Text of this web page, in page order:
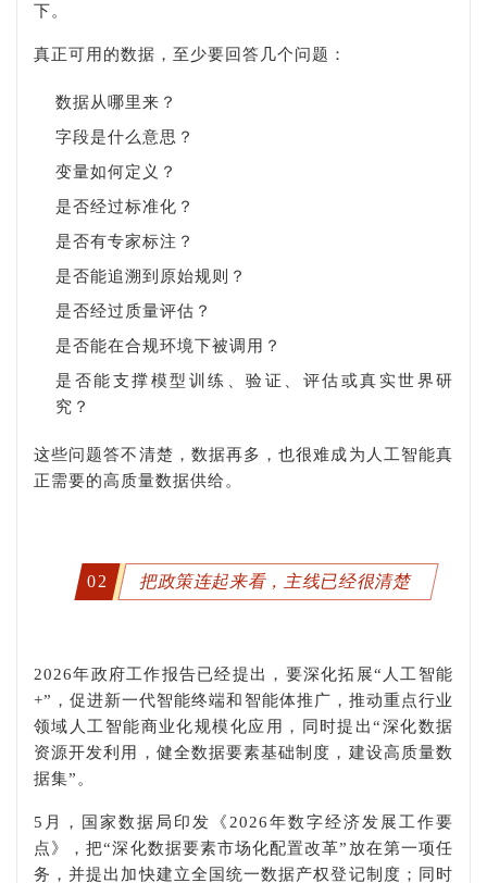
下。
真正可用的数据，至少要回答几个问题：
数据从哪里来？
字段是什么意思？
变量如何定义？
是否经过标准化？
是否有专家标注？
是否能追溯到原始规则？
是否经过质量评估？
是否能在合规环境下被调用？
是否能支撑模型训练、验证、评估或真实世界研
究？
这些问题答不清楚，数据再多，也很难成为人工智能真
正需要的高质量数据供给。
02 把政策连起来看，主线已经很清楚
2026年政府工作报告已经提出，要深化拓展“人工智能
+”，促进新一代智能终端和智能体推广，推动重点行业
领域人工智能商业化规模化应用，同时提出“深化数据
资源开发利用，健全数据要素基础制度，建设高质量数
据集”。
5月，国家数据局印发《2026年数字经济发展工作要
点》，把“深化数据要素市场化配置改革”放在第一项任
务，并提出加快建立全国统一数据产权登记制度；同时